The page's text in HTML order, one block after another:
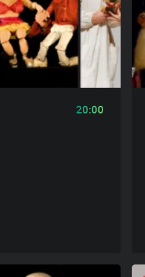
20:00